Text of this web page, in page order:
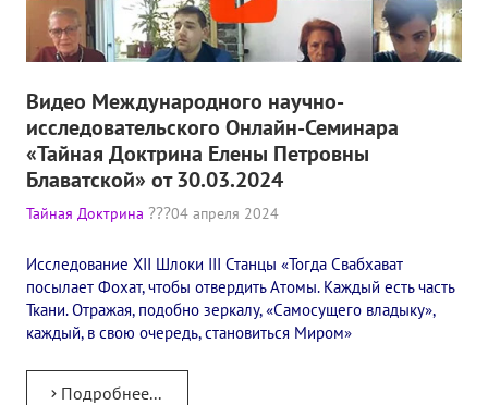
Видео Международного научно-
исследовательского Онлайн-Семинара
«Тайная Доктрина Елены Петровны
Блаватской» от 30.03.2024
Тайная Доктрина 04 апреля 2024
Исследование XII Шлоки III Станцы​ «Тогда Свабхават
посылает Фохат, чтобы отвердить Атомы. Каждый есть часть
Ткани. Отражая, подобно зеркалу, «Самосущего владыку»,
каждый, в свою очередь, становиться Миром»
Подробнее...